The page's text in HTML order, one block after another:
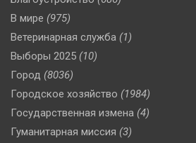
В мире (975)
Ветеринарная служба (1)
Выборы 2025 (10)
Город (8036)
Городское хозяйство (1984)
Государственная измена (4)
Гуманитарная миссия (3)